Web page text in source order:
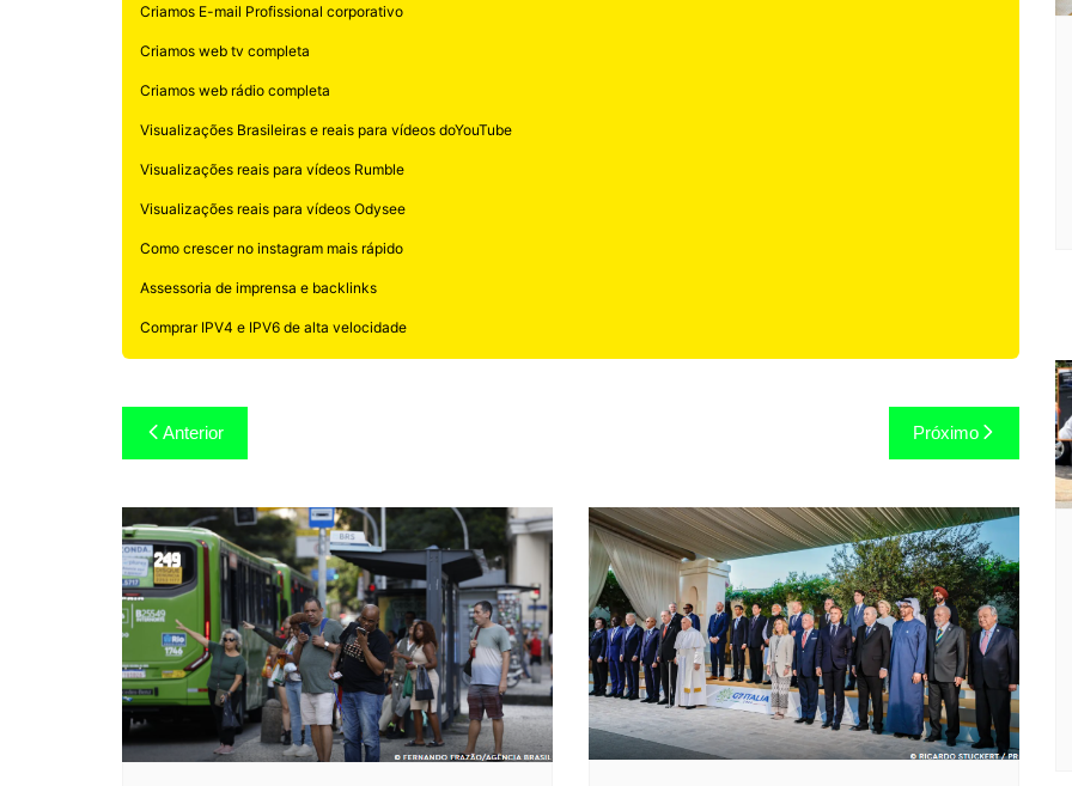
Criamos E-mail Profissional corporativo
Criamos web tv completa
Criamos web rádio completa
Visualizações Brasileiras e reais para vídeos doYouTube
Visualizações reais para vídeos Rumble
Visualizações reais para vídeos Odysee
Como crescer no instagram mais rápido
Assessoria de imprensa e backlinks
Comprar IPV4 e IPV6 de alta velocidade
Navegação
de
Post
Anterior Próximo